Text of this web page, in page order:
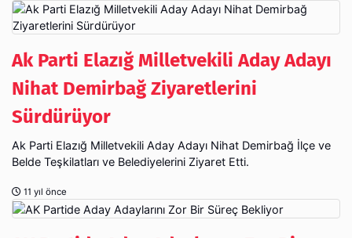
Ak Parti Elazığ Milletvekili Aday Adayı
Nihat Demirbağ Ziyaretlerini
Sürdürüyor
Ak Parti Elazığ Milletvekili Aday Adayı Nihat Demirbağ İlçe ve
Belde Teşkilatları ve Belediyelerini Ziyaret Etti.
11 yıl önce